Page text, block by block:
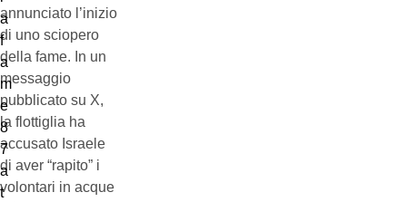
annunciato l’inizio
di uno sciopero
della fame. In un
messaggio
pubblicato su X,
la flottiglia ha
accusato Israele
di aver “rapito” i
volontari in acque